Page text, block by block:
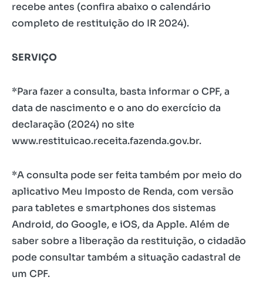
recebe antes (confira abaixo o calendário
completo de restituição do IR 2024).
SERVIÇO
*Para fazer a consulta, basta informar o CPF, a
data de nascimento e o ano do exercício da
declaração (2024) no site
www.restituicao.receita.fazenda.gov.br.
*A consulta pode ser feita também por meio do
aplicativo Meu Imposto de Renda, com versão
para tabletes e smartphones dos sistemas
Android, do Google, e iOS, da Apple. Além de
saber sobre a liberação da restituição, o cidadão
pode consultar também a situação cadastral de
um CPF.